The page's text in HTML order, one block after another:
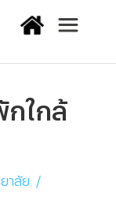
กใกล้
าลัย
/